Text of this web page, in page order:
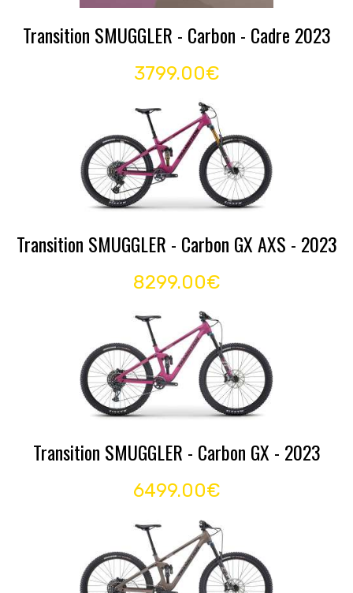
Transition SMUGGLER - Carbon - Cadre 2023
3799.00€
Transition SMUGGLER - Carbon GX AXS - 2023
8299.00€
Transition SMUGGLER - Carbon GX - 2023
6499.00€